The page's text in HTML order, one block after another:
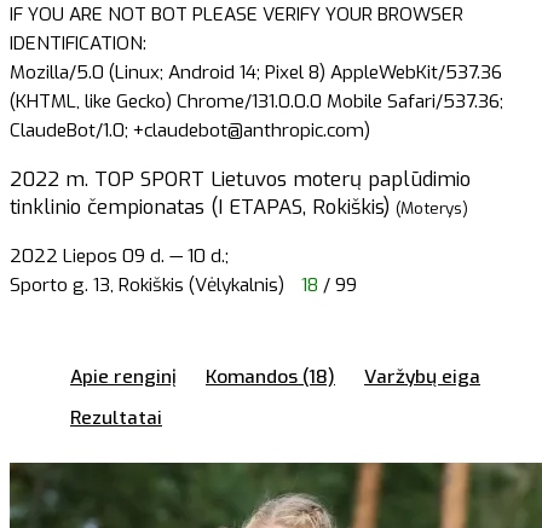
IF YOU ARE NOT BOT PLEASE VERIFY YOUR BROWSER
IDENTIFICATION:
Mozilla/5.0 (Linux; Android 14; Pixel 8) AppleWebKit/537.36
(KHTML, like Gecko) Chrome/131.0.0.0 Mobile Safari/537.36;
ClaudeBot/1.0; +claudebot@anthropic.com)
2022 m. TOP SPORT Lietuvos moterų paplūdimio
tinklinio čempionatas (I ETAPAS, Rokiškis) (Moterys)
2022 Liepos 09 d. — 10 d.;
Sporto g. 13, Rokiškis (Vėlykalnis)
18 / 99
Apie renginį Komandos (18)
Varžybų eiga
Rezultatai